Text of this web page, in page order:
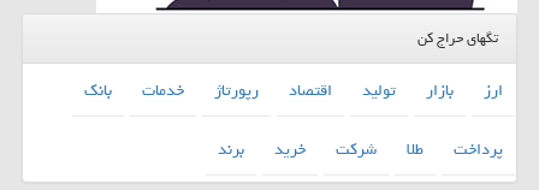
تگهای حراج کن
ارز بازار تولید اقتصاد رپورتاژ خدمات
بانك
پرداخت
طلا شركت خرید برند